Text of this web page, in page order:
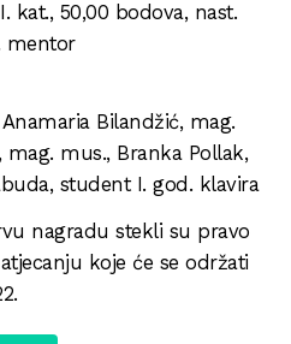
kat., 50,00 bodova, nast.
mentor
Bilandžić, mag.
mag. mus., Branka Pollak,
student I. god. klavira
nagradu stekli su pravo
koje će se održati